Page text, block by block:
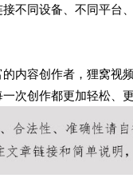
不同设备、不同平台
内容创作者，狸窝视
次创作都更加轻松、